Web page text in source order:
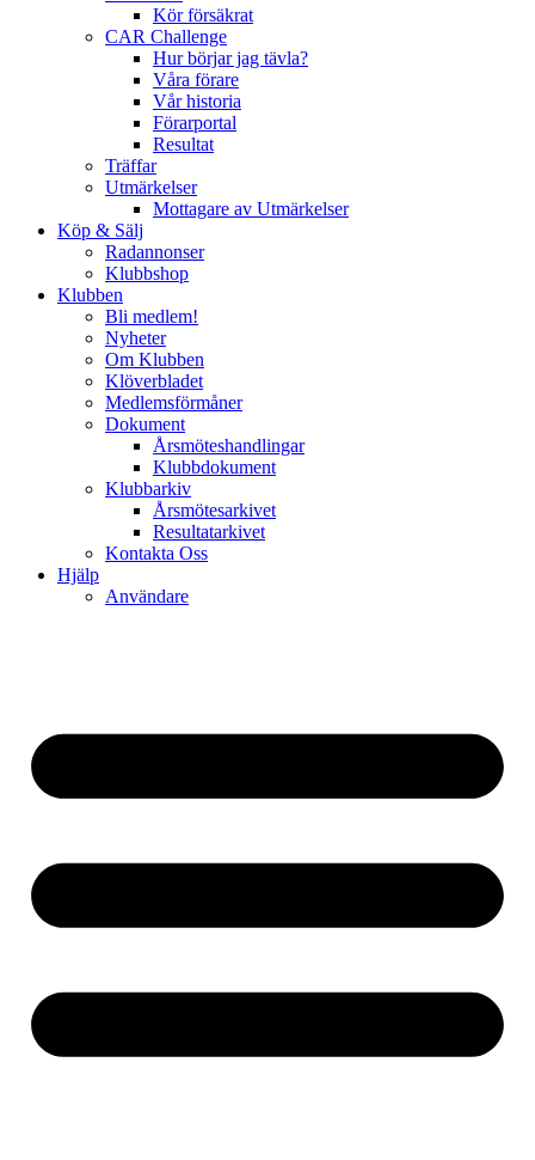
Kör försäkrat
CAR Challenge
Hur börjar jag tävla?
Våra förare
Vår historia
Förarportal
Resultat
Träffar
Utmärkelser
Mottagare av Utmärkelser
Köp & Sälj
Radannonser
Klubbshop
Klubben
Bli medlem!
Nyheter
Om Klubben
Klöverbladet
Medlemsförmåner
Dokument
Årsmöteshandlingar
Klubbdokument
Klubbarkiv
Årsmötesarkivet
Resultatarkivet
Kontakta Oss
Hjälp
Användare